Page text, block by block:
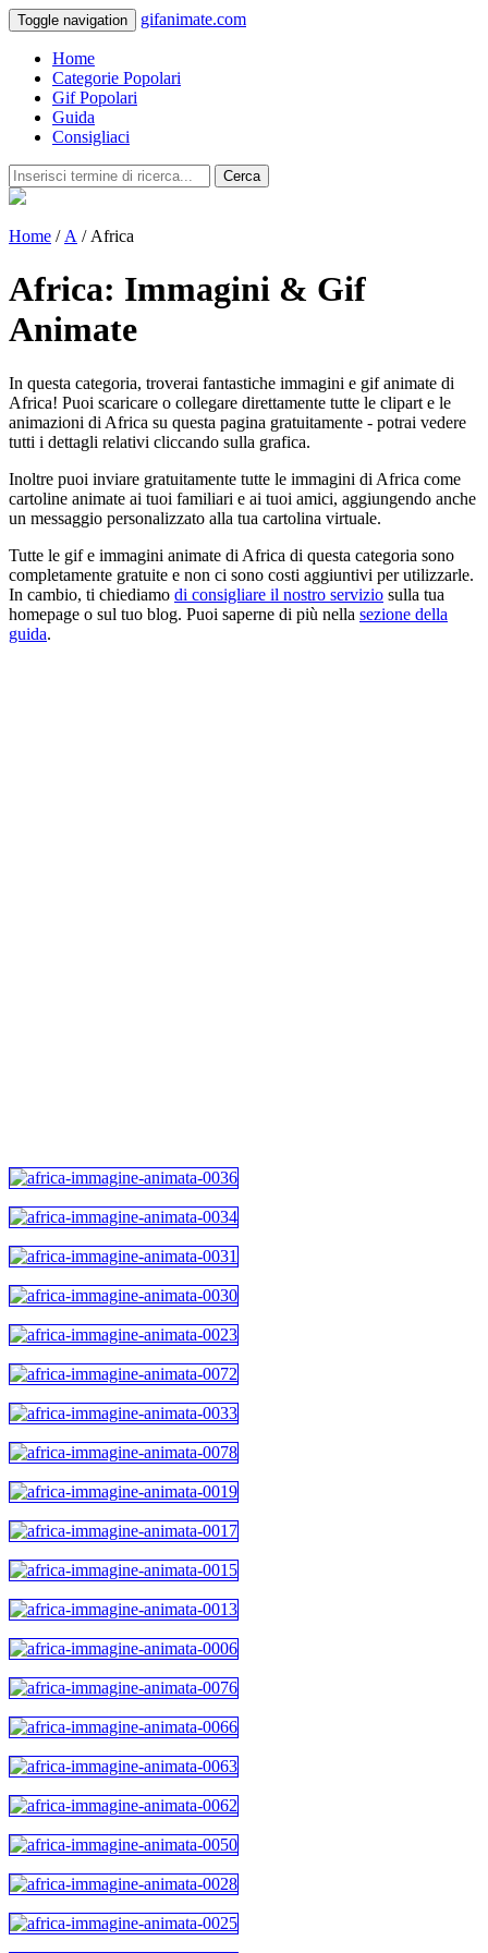
Toggle navigation gifanimate.com
Home
Categorie Popolari
Gif Popolari
Guida
Consigliaci
Cerca
Home / A / Africa
Africa: Immagini & Gif
Animate
In questa categoria, troverai fantastiche immagini e gif animate di
Africa! Puoi scaricare o collegare direttamente tutte le clipart e le
animazioni di Africa su questa pagina gratuitamente - potrai vedere
tutti i dettagli relativi cliccando sulla grafica.
Inoltre puoi inviare gratuitamente tutte le immagini di Africa come
cartoline animate ai tuoi familiari e ai tuoi amici, aggiungendo anche
un messaggio personalizzato alla tua cartolina virtuale.
Tutte le gif e immagini animate di Africa di questa categoria sono
completamente gratuite e non ci sono costi aggiuntivi per utilizzarle.
In cambio, ti chiediamo di consigliare il nostro servizio sulla tua
homepage o sul tuo blog. Puoi saperne di più nella sezione della
guida.